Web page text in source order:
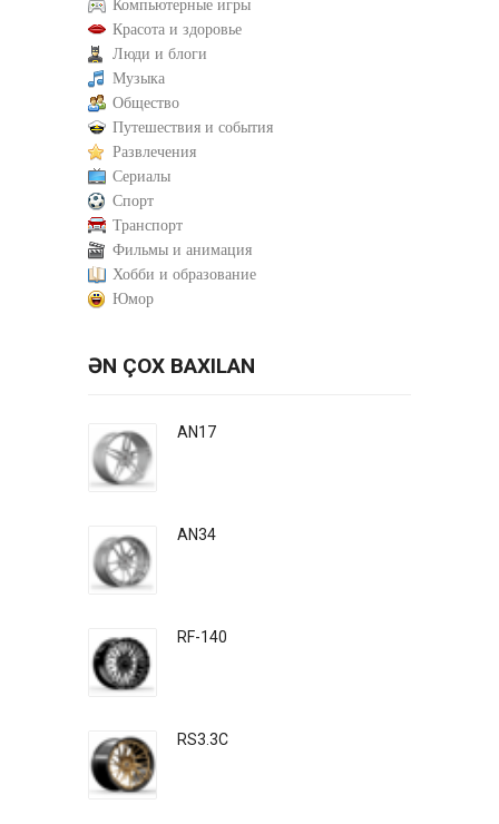
Компьютерные игры
Красота и здоровье
Люди и блоги
Музыка
Общество
Путешествия и события
Развлечения
Сериалы
Спорт
Транспорт
Фильмы и анимация
Хобби и образование
Юмор
ƏN ÇOX BAXILAN
AN17
AN34
RF-140
RS3.3C